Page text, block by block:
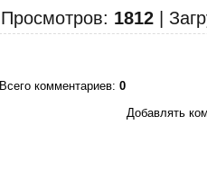
Просмотров: 1812
Всего комментариев: 0
Добавлять